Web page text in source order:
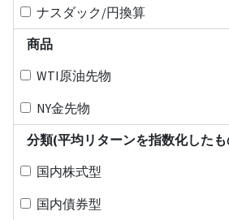
ナスダック/円換算
商品
WTI原油先物
NY金先物
分類(平均リターンを指数化した
国内株式型
国内債券型